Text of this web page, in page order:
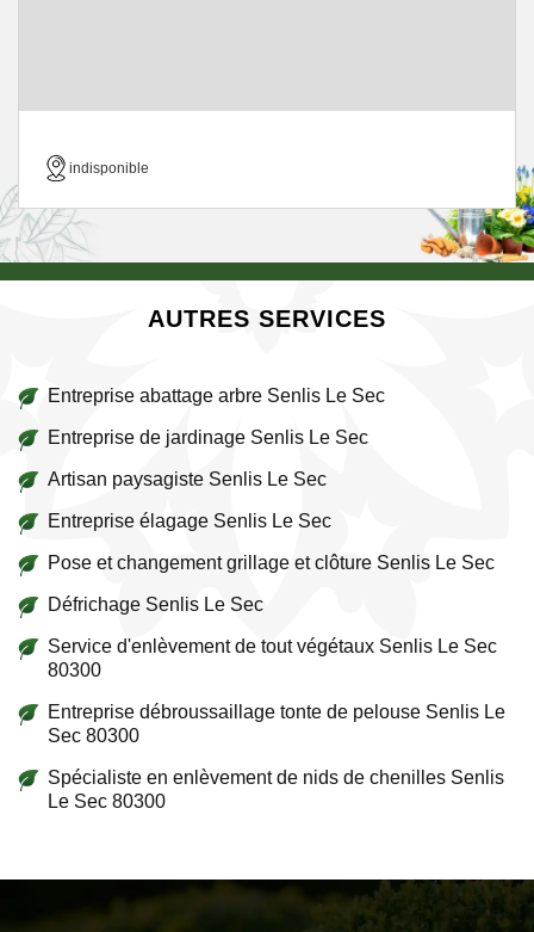
indisponible
AUTRES SERVICES
Entreprise abattage arbre Senlis Le Sec
Entreprise de jardinage Senlis Le Sec
Artisan paysagiste Senlis Le Sec
Entreprise élagage Senlis Le Sec
Pose et changement grillage et clôture Senlis Le Sec
Défrichage Senlis Le Sec
Service d'enlèvement de tout végétaux Senlis Le Sec
80300
Entreprise débroussaillage tonte de pelouse Senlis Le
Sec 80300
Spécialiste en enlèvement de nids de chenilles Senlis
Le Sec 80300